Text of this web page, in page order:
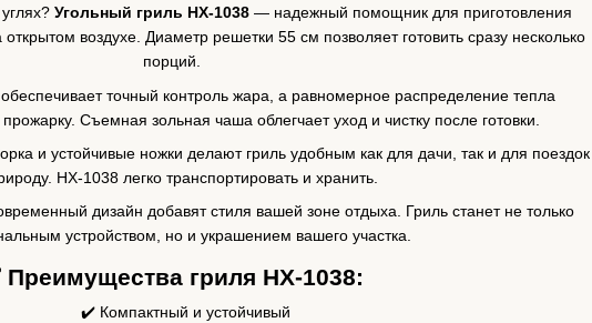
Угольный гриль HX-1038 — надежный помощник для приготовления
воздухе. Диаметр решетки 55 см позволяет готовить сразу несколько
порций.
обеспечивает точный контроль жара, а равномерное распределение тепла
Съемная зольная чаша облегчает уход и чистку после готовки.
и устойчивые ножки делают гриль удобным как для дачи, так и для поездок
HX-1038 легко транспортировать и хранить.
дизайн добавят стиля вашей зоне отдыха. Гриль станет не только
устройством, но и украшением вашего участка.
Преимущества гриля HX-1038:
✔️ Компактный и устойчивый